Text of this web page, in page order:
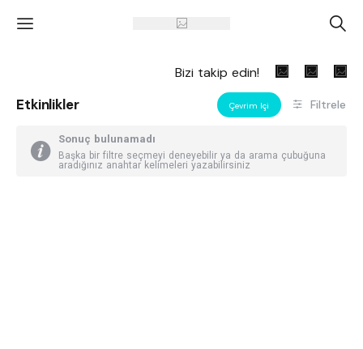
' A
Bizi takip edin!
Etkinlikler Çevrim Içi Filtrele
Sonuç bulunamadı
Başka bir filtre seçmeyi deneyebilir ya da arama çubuğuna
aradığınız anahtar kelimeleri yazabilirsiniz